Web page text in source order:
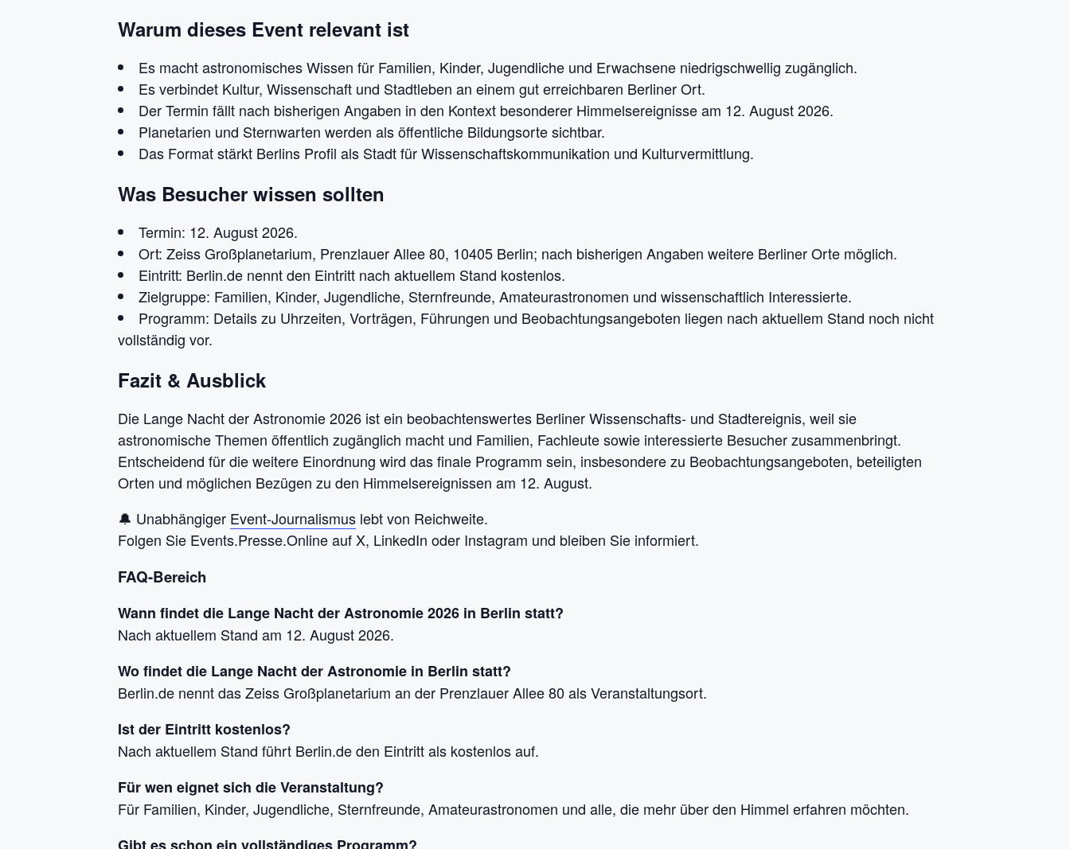
Warum dieses Event relevant ist
Es macht astronomisches Wissen für Familien, Kinder, Jugendliche und Erwachsene niedrigschwellig zugänglich.
Es verbindet Kultur, Wissenschaft und Stadtleben an einem gut erreichbaren Berliner Ort.
Der Termin fällt nach bisherigen Angaben in den Kontext besonderer Himmelsereignisse am 12. August 2026.
Planetarien und Sternwarten werden als öffentliche Bildungsorte sichtbar.
Das Format stärkt Berlins Profil als Stadt für Wissenschaftskommunikation und Kulturvermittlung.
Was Besucher wissen sollten
Termin: 12. August 2026.
Ort: Zeiss Großplanetarium, Prenzlauer Allee 80, 10405 Berlin; nach bisherigen Angaben weitere Berliner Orte möglich.
Eintritt: Berlin.de nennt den Eintritt nach aktuellem Stand kostenlos.
Zielgruppe: Familien, Kinder, Jugendliche, Sternfreunde, Amateurastronomen und wissenschaftlich Interessierte.
Programm: Details zu Uhrzeiten, Vorträgen, Führungen und Beobachtungsangeboten liegen nach aktuellem Stand noch nicht
vollständig vor.
Fazit & Ausblick
Die Lange Nacht der Astronomie 2026 ist ein beobachtenswertes Berliner Wissenschafts- und Stadtereignis, weil sie
astronomische Themen öffentlich zugänglich macht und Familien, Fachleute sowie interessierte Besucher zusammenbringt.
Entscheidend für die weitere Einordnung wird das finale Programm sein, insbesondere zu Beobachtungsangeboten, beteiligten
Orten und möglichen Bezügen zu den Himmelsereignissen am 12. August.
🔔 Unabhängiger Event-Journalismus lebt von Reichweite.
Folgen Sie Events.Presse.Online auf X, LinkedIn oder Instagram und bleiben Sie informiert.
FAQ-Bereich
Wann findet die Lange Nacht der Astronomie 2026 in Berlin statt?
Nach aktuellem Stand am 12. August 2026.
Wo findet die Lange Nacht der Astronomie in Berlin statt?
Berlin.de nennt das Zeiss Großplanetarium an der Prenzlauer Allee 80 als Veranstaltungsort.
Ist der Eintritt kostenlos?
Nach aktuellem Stand führt Berlin.de den Eintritt als kostenlos auf.
Für wen eignet sich die Veranstaltung?
Für Familien, Kinder, Jugendliche, Sternfreunde, Amateurastronomen und alle, die mehr über den Himmel erfahren möchten.